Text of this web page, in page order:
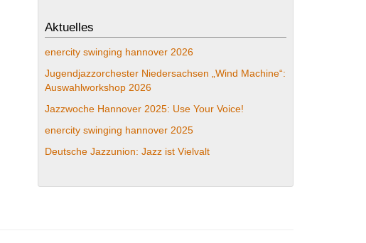
Aktuelles
enercity swinging hannover 2026
Jugendjazzorchester Niedersachsen „Wind Machine“:
Auswahlworkshop 2026
Jazzwoche Hannover 2025: Use Your Voice!
enercity swinging hannover 2025
Deutsche Jazzunion: Jazz ist Vielvalt